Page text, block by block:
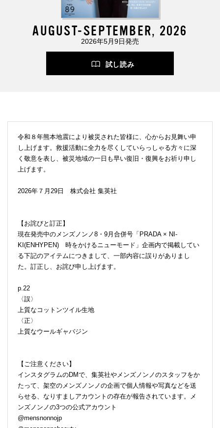
AUGUST-SEPTEMBER, 2026
2026年5月9日発売
試し読み
令和８年熊本地震により被災された皆様に、心からお見舞い申
し上げます。救援活動に全力を尽くしていらっしゃる方々に深
く敬意を表し、被災地域の一日も早い復旧・復興をお祈り申し
上げます。
2026年７月29日 株式会社 集英社
【お詫びと訂正】
現在発売中のメンズノンノ8・9月合併号「PRADA × NI-
KI(ENHYPEN) 時をかけるニューモード」企画内で掲載してい
る下記のアイテムにつきまして、一部内容に誤りがありまし
た。訂正し、お詫び申し上げます。
p.22
〈誤〉
上質なコットンツイル生地
〈正〉
上質なウールギャバジン
【ご注意ください】
インスタグラムのDMで、集英社やメンズノンノのスタッフをか
たって、架空のメンズノンノの企画で個人情報や写真などを送
らせる、なりすましアカウントの存在が報告されています。メ
ンズノンノの3つの公式アカウント
@mensnonnojp